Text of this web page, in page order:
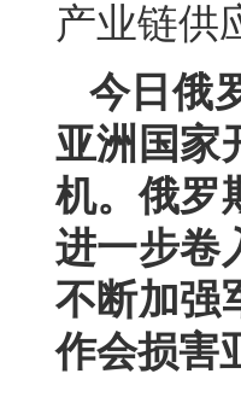
产业链供
今日俄
亚洲国家
机。俄罗
进一步卷
不断加强
作会损害